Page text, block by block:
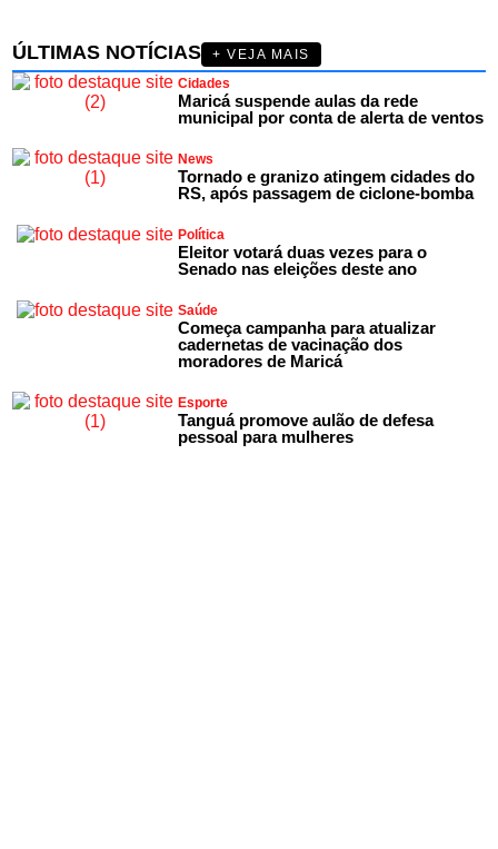
ÚLTIMAS NOTÍCIAS
+ VEJA MAIS
Cidades
Maricá suspende aulas da rede
municipal por conta de alerta de ventos
News
Tornado e granizo atingem cidades do
RS, após passagem de ciclone-bomba
Política
Eleitor votará duas vezes para o
Senado nas eleições deste ano
Saúde
Começa campanha para atualizar
cadernetas de vacinação dos
moradores de Maricá
Esporte
Tanguá promove aulão de defesa
pessoal para mulheres